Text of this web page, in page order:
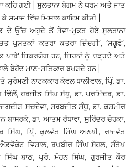
ਕਹਿ ਗਈ | ਸੁਲਤਾਨਾ ਬੇਗਮ ਨੇ ਧਰਮ ਅਤੇ ਜਾਤ
ਵਿੱਚ ਮਿਸਾਲ ਕਾਇਮ ਕੀਤੀ |
ਦੇ ਉੱਚ ਅਹੁਦੇ ਤੋਂ ਸੇਵਾ-ਮੁਕਤ ਹੋਏ ਸੁਲਤਾਨਾ
ਪੁਸਤਕਾਂ ‘ਕਤਰਾ ਕਤਰਾ ਜ਼ਿੰਦਗੀ’, ‘ਸਗੂਫੇ’,
ਪਾਰੇ’ ਜ਼ਿਕਰਯੋਗ ਹਨ, ਜਿਹਨਾਂ ਨੂੰ ਚੜ੍ਹਦੇ ਅਤੇ
ਬੇਹੱਦ ਮਾਣ-ਸਤਿਕਾਰ ਬਖਸ਼ਦੇ ਹਨ |
ਸ਼੍ਰੋਮਣੀ ਨਾਟਕਕਾਰ ਕੇਵਲ ਧਾਲੀਵਾਲ, ਪਿ੍ੰ. ਡਾ.
ਹਰਜੀਤ ਸਿੰਘ ਸੰਧੂ, ਡਾ. ਪਰਮਿੰਦਰ, ਡਾ.
ਸਚਦੇਵਾ, ਸਰਬਜੀਤ ਸੰਧੂ, ਡਾ. ਕਸ਼ਮੀਰ
ਬਾਸਰਕੇ, ਡਾ. ਆਤਮ ਰੰਧਾਵਾ, ਸੁਰਿੰਦਰ ਚੋਹਕਾ,
ਸਿੰਘ, ਪਿ੍ੰ. ਕੁਲਵੰਤ ਸਿੰਘ ਅਣਖੀ, ਰਾਜਵੰਤ
ਵਿਸ਼ਾਲ, ਰਘਬੀਰ ਸਿੰਘ ਸੋਹਲ, ਸੰਤੋਖ
ਬਾਠ, ਪ੍ਰੋ. ਮੋਹਨ ਸਿੰਘ, ਗੁਰਜੀਤ ਕੌਰ